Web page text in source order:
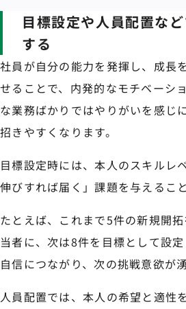
目標設定や人員配置な
する
社員が自分の能力を発揮し、成長
せることで、内発的なモチベーシ
な業務ばかりではやりがいを感じ
招きやすくなります。
目標設定時には、本人のスキルレ
伸びすれば届く」課題を与えるこ
たとえば、これまで5件の新規開
当者に、次は8件を目標として設
自信につながり、次の挑戦意欲が
人員配置では、本人の希望と適性